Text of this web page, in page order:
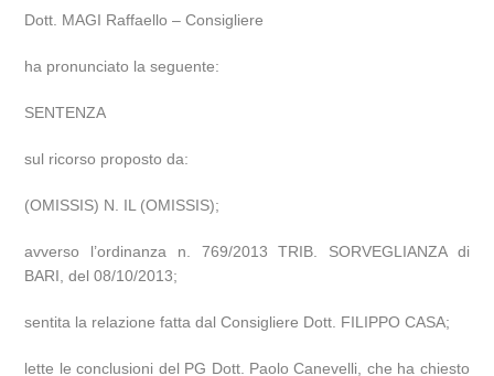
Dott. MAGI Raffaello – Consigliere
ha pronunciato la seguente:
SENTENZA
sul ricorso proposto da:
(OMISSIS) N. IL (OMISSIS);
avverso l’ordinanza n. 769/2013 TRIB. SORVEGLIANZA di
BARI, del 08/10/2013;
sentita la relazione fatta dal Consigliere Dott. FILIPPO CASA;
lette le conclusioni del PG Dott. Paolo Canevelli, che ha chiesto